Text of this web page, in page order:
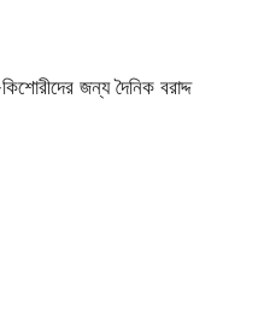
জন্য দৈনিক বরাদ্দ